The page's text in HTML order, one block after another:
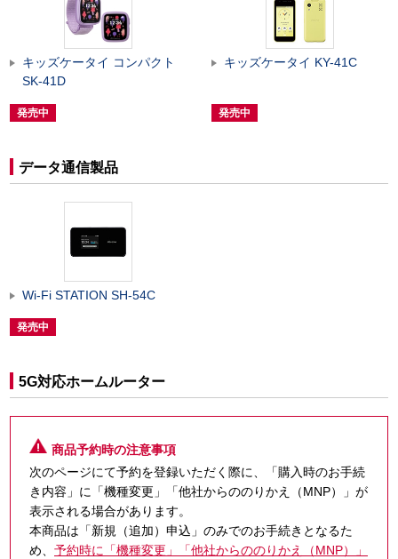
キッズケータイ コンパクト
SK-41D
発売中
キッズケータイ KY-41C
発売中
データ通信製品
Wi-Fi STATION SH-54C
発売中
5G対応ホームルーター
商品予約時の注意事項
次のページにて予約を登録いただく際に、「購入時のお手続
き内容」に「機種変更」「他社からののりかえ（MNP）」が
表示される場合があります。
本商品は「新規（追加）申込」のみでのお手続きとなるた
め、 予約時に「機種変更」「他社からののりかえ（MNP）」